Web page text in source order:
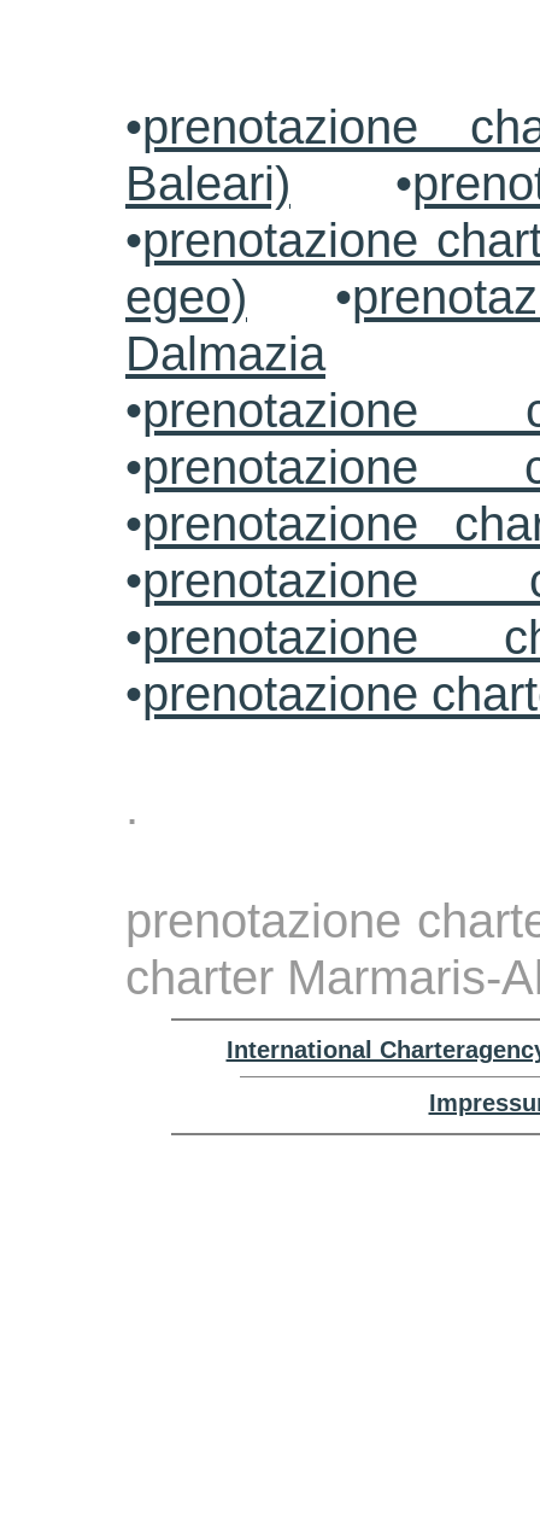
•prenotazione
Baleari) •
•prenotazione
egeo) •
Dalmazia
•prenotazione
•prenotazione
•prenotazione
•prenotazione
•prenotazione
•prenotazione
.
prenotazione
charter Marmaris-
International